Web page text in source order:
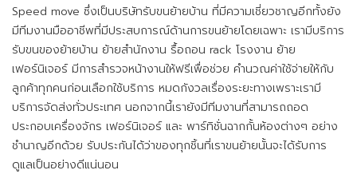
Speed move ซึ่งเป็นบริษัทรับขนย้ายบ้าน ที่มีความเชี่ยวชาญอีกทั้งยัง
มีทีมงานมืออาชีพที่มีประสบการณ์ด้านการขนย้ายโดยเฉพาะ เรามีบริการ
รับขนของย้ายบ้าน ย้ายสำนักงาน รื้อถอน rack โรงงาน ย้าย
เฟอร์นิเจอร์ มีการสำรวจหน้างานให้ฟรีเพื่อช่วย คำนวณค่าใช้จ่ายให้กับ
ลูกค้าทุกคนก่อนเลือกใช้บริการ หมดกังวลเรื่องระยะทางเพราะเรามี
บริการจัดส่งทั่วประเทศ นอกจากนี้เรายังมีทีมงานที่สามารถถอด
ประกอบเครื่องจักร เฟอร์นิเจอร์ และ พาร์ทิชั่นฉากกั้นห้องต่างๆ อย่าง
ชำนาญอีกด้วย รับประกันได้ว่าของทุกชิ้นที่เราขนย้ายนั้นจะได้รับการ
ดูแลเป็นอย่างดีแน่นอน